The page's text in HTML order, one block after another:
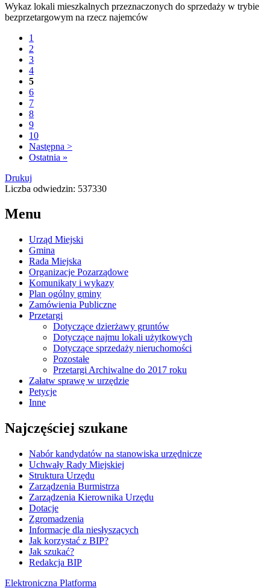
Wykaz lokali mieszkalnych przeznaczonych do sprzedaży w trybie
bezprzetargowym na rzecz najemców
1
2
3
4
5
6
7
8
9
10
Następna >
Ostatnia »
Drukuj
Liczba odwiedzin: 537330
Menu
Urząd Miejski
Gmina
Rada Miejska
Organizacje Pozarządowe
Komunikaty i wykazy
Plan ogólny gminy
Zamówienia Publiczne
Przetargi
Dotyczące dzierżawy gruntów
Dotyczące najmu lokali użytkowych
Dotyczące sprzedaży nieruchomości
Pozostałe
Przetargi Archiwalne do 2017 roku
Załatw sprawę w urzędzie
Petycje
Inne
Najczęściej szukane
Nabór kandydatów na stanowiska urzędnicze
Uchwały Rady Miejskiej
Struktura Urzędu
Zarządzenia Burmistrza
Zarządzenia Kierownika Urzędu
Dotacje
Zgromadzenia
Informacje dla niesłyszących
Jak korzystać z BIP?
Jak szukać?
Redakcja BIP
Elektroniczna Platforma